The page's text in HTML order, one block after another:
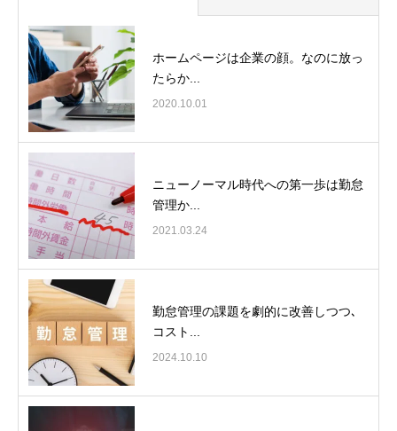
ホームページは企業の顔。なのに放っ
たらか...
2020.10.01
ニューノーマル時代への第一歩は勤怠
管理か...
2021.03.24
勤怠管理の課題を劇的に改善しつつ､
コスト...
2024.10.10